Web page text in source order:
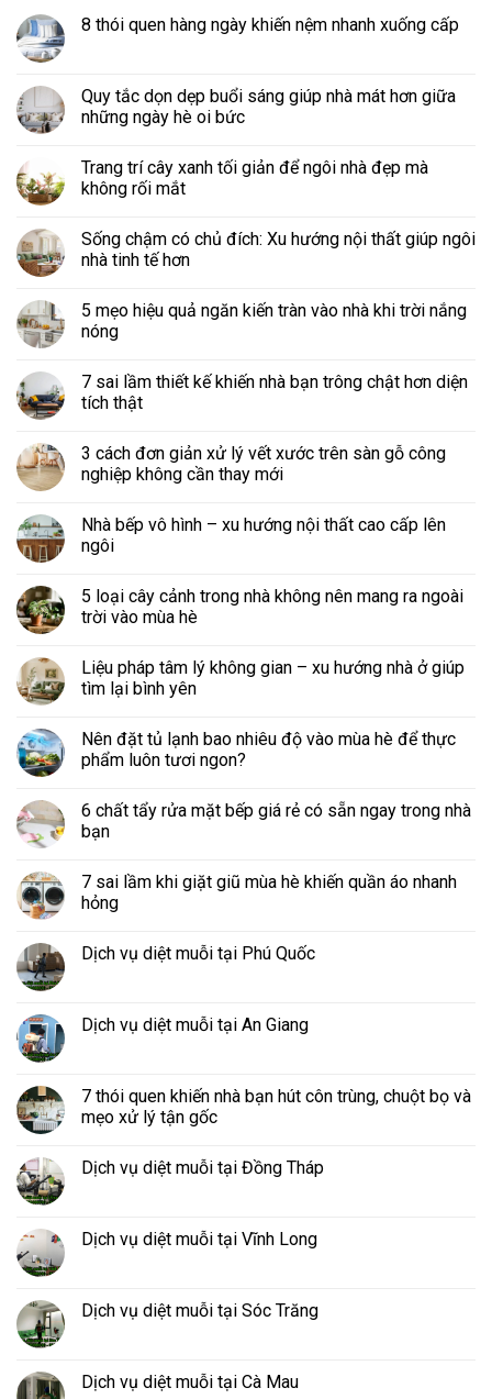
8 thói quen hàng ngày khiến nệm nhanh xuống cấp
Quy tắc dọn dẹp buổi sáng giúp nhà mát hơn giữa
những ngày hè oi bức
Trang trí cây xanh tối giản để ngôi nhà đẹp mà
không rối mắt
Sống chậm có chủ đích: Xu hướng nội thất giúp ngôi
nhà tinh tế hơn
5 mẹo hiệu quả ngăn kiến tràn vào nhà khi trời nắng
nóng
7 sai lầm thiết kế khiến nhà bạn trông chật hơn diện
tích thật
3 cách đơn giản xử lý vết xước trên sàn gỗ công
nghiệp không cần thay mới
Nhà bếp vô hình – xu hướng nội thất cao cấp lên
ngôi
5 loại cây cảnh trong nhà không nên mang ra ngoài
trời vào mùa hè
Liệu pháp tâm lý không gian – xu hướng nhà ở giúp
tìm lại bình yên
Nên đặt tủ lạnh bao nhiêu độ vào mùa hè để thực
phẩm luôn tươi ngon?
6 chất tẩy rửa mặt bếp giá rẻ có sẵn ngay trong nhà
bạn
7 sai lầm khi giặt giũ mùa hè khiến quần áo nhanh
hỏng
Dịch vụ diệt muỗi tại Phú Quốc
Dịch vụ diệt muỗi tại An Giang
7 thói quen khiến nhà bạn hút côn trùng, chuột bọ và
mẹo xử lý tận gốc
Dịch vụ diệt muỗi tại Đồng Tháp
Dịch vụ diệt muỗi tại Vĩnh Long
Dịch vụ diệt muỗi tại Sóc Trăng
Dịch vụ diệt muỗi tại Cà Mau